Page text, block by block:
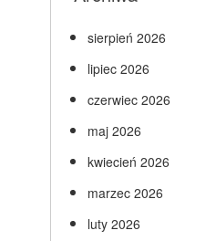
sierpień 2026
lipiec 2026
czerwiec 2026
maj 2026
kwiecień 2026
marzec 2026
luty 2026